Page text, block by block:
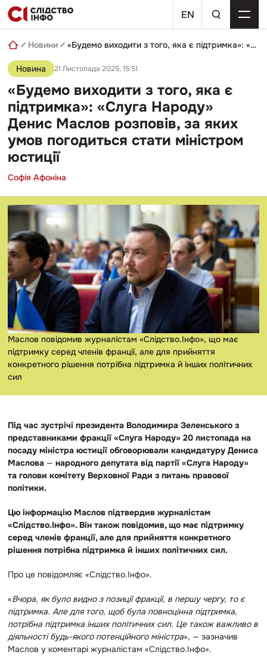
Skip
to
content
EN
пошуковий
запит
Новини «Будемо виходити з того, яка є підтримка»: «Слуга Народу» Денис Маслов розповів, за яких умов погодиться стати міністром юстиції
Новина 21 Листопада 2025, 15:51
«Будемо виходити з того, яка є
підтримка»: «Слуга Народу»
Денис Маслов розповів, за яких
умов погодиться стати міністром
юстиції
Софія Афоніна
Маслов повідомив журналістам «Слідство.Інфо», що має
підтримку серед членів франції, але для прийняття
конкретного рішення потрібна підтримка й інших політичних
сил
Під час зустрічі президента Володимира Зеленського з
представниками фракції «Слуга Народу» 20 листопада на
посаду міністра юстиції обговорювали кандидатуру Дениса
Маслова — народного депутата від партії «Слуга Народу»
та голови комітету Верховної Ради з питань правової
політики.
Цю інформацію Маслов підтвердив журналістам
«Слідство.Інфо». Він також повідомив, що має підтримку
серед членів франції, але для прийняття конкретного
рішення потрібна підтримка й інших політичних сил.
Про це повідомляє «Слідство.Інфо».
«Вчора, як було видно з позиції фракції, в першу чергу, то є
підтримка. Але для того, щоб була повноцінна підтримка,
потрібна підтримка інших політичних сил. Це також важливо в
діяльності будь-якого потенційного міністра», — зазначив
Маслов у коментарі журналістам «Слідство.Інфо».